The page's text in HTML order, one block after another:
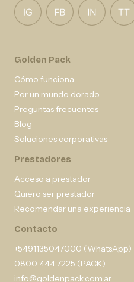
Golden Pack
Cómo funciona
Por un mundo dorado
Preguntas frecuentes
Blog
Soluciones corporativas
Prestadores
Acceso a prestador
Quiero ser prestador
Recomendar una experiencia
Contacto
+5491135047000 (WhatsApp)
0800 444 7225 (PACK)
info@goldenpack.com.ar